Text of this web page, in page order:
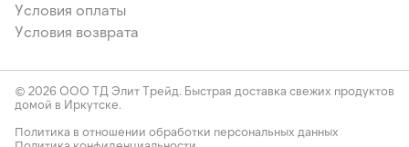
Условия оплаты
Условия возврата
© 2026 ООО ТД Элит Трейд. Быстрая доставка свежих продуктов
домой в Иркутске.
Политика в отношении обработки персональных данных